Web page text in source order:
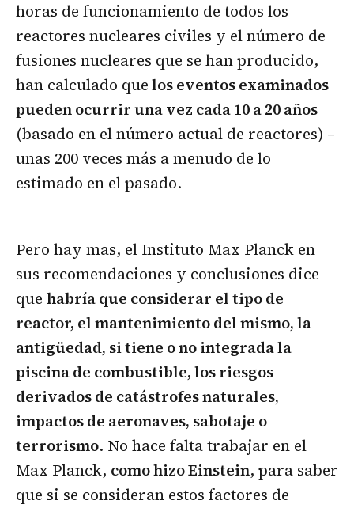
horas de funcionamiento de todos los
reactores nucleares civiles y el número de
fusiones nucleares que se han producido,
han calculado quelos eventos examinados
pueden ocurrir una vez cada 10 a 20 años
(basado en el número actual de reactores) –
unas 200 veces más a menudo de lo
estimado en el pasado.
Pero hay mas, el Instituto Max Planck en
sus recomendaciones y conclusiones dice
que habría que considerar el tipo de
reactor, el mantenimiento del mismo, la
antigüedad, si tiene o no integrada la
piscina de combustible, los riesgos
derivados de catástrofes naturales,
impactos de aeronaves, sabotaje o
terrorismo. No hace falta trabajar en el
Max Planck, como hizo Einstein, para saber
que si se consideran estos factores de